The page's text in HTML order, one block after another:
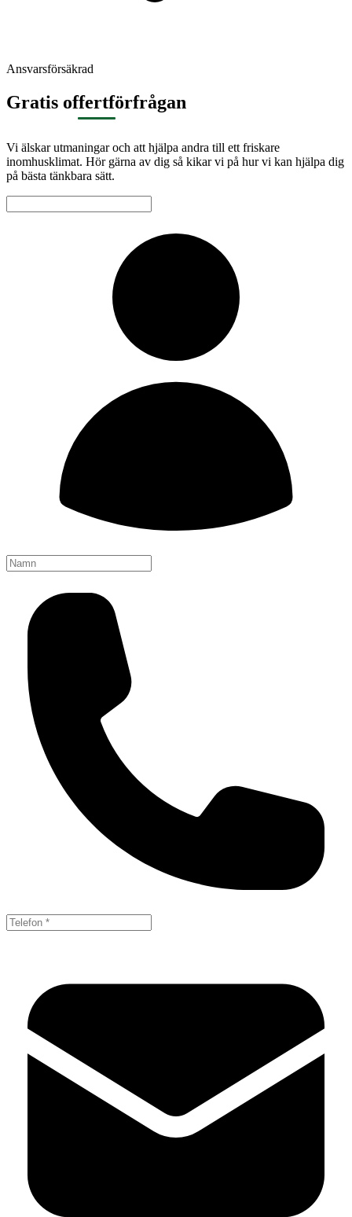
Ansvarsförsäkrad
Gratis offertförfrågan
Vi älskar utmaningar och att hjälpa andra till ett friskare
inomhusklimat. Hör gärna av dig så kikar vi på hur vi kan hjälpa dig
på bästa tänkbara sätt.